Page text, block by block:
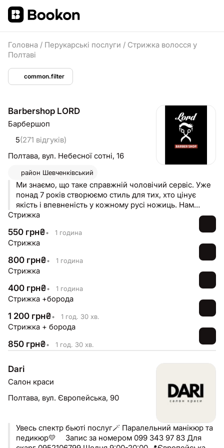
Головна / Перукарські послуги / Стрижка волосся у
Полтаві
common.filter
Barbershop LORD
Барбершоп
5(271 відгуків)
Полтава, вул. Небесної сотні, 16
район Шевченківський
Ми знаємо, що таке справжній чоловічий сервіс. Уже
понад 7 років створюємо стиль для тих, хто цінує
якість і впевненість у кожному русі ножиць. Нам
довірили свій образ понад 7 000 клієнтів — і кожен із
за себе. Тут стрижка — це більше, ніж послуга. Це
частина твого стилю.
Стрижка
550 грн₴• 1 година
Стрижка
800 грн₴• 1 година
Стрижка
400 грн₴• 1 година
Стрижка +борода
1 200 грн₴• 1 год. 30 хв.
Стрижка + борода
850 грн₴• 1 год. 30 хв.
Dari
Салон краси
Полтава, вул. Європейська, 90
Увесь спектр бьюті послуг🪄 Паралельний манікюр та
педикюр💛 ⠀ Запис за номером 099 343 97 83 Для